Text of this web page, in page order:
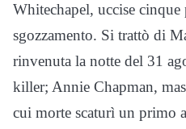
Whitechapel, uccise
sgozzamento. Si trattò di
rinvenuta la notte del 31
killer; Annie Chapman,
cui morte scaturì un primo